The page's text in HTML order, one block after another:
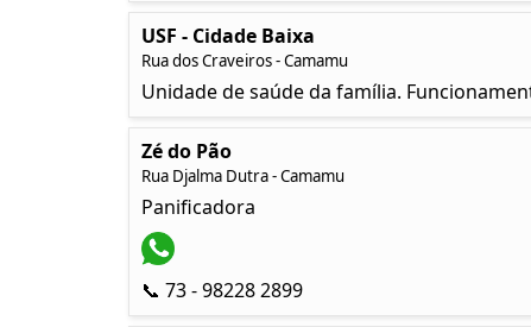
USF - Cidade Baixa
Rua dos Craveiros - Camamu
Unidade de saúde da família.
Zé do Pão
Rua Djalma Dutra - Camamu
Panificadora
📞 73 - 98228 2899